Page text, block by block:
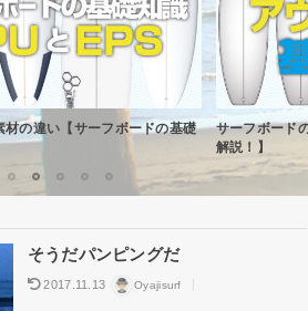
アウトライン基礎知識【徹底
サーフィン関
ァーが環境に
2
そうだパンピングだ
2017.11.13 Oyajisurf